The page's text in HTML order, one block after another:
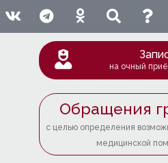
на очный
Обращения
с целью определения
медицинской